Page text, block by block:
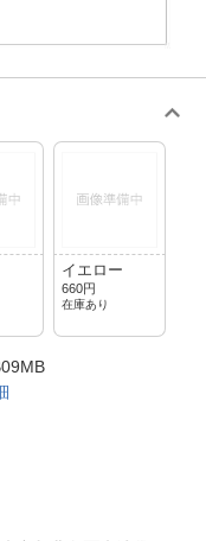
イエロー
660円
在庫あり